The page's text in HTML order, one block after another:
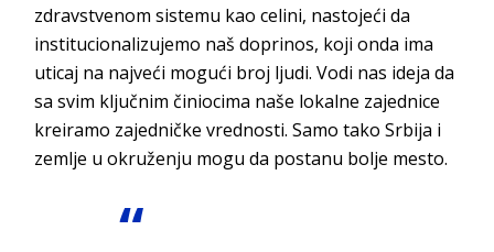
zdravstvenom sistemu kao celini, nastojeći da
institucionalizujemo naš doprinos, koji onda ima
uticaj na najveći mogući broj ljudi. Vodi nas ideja da
sa svim ključnim činiocima naše lokalne zajednice
kreiramo zajedničke vrednosti. Samo tako Srbija i
zemlje u okruženju mogu da postanu bolje mesto.